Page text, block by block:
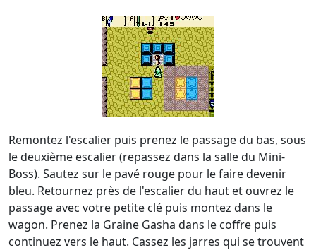
Remontez l'escalier puis prenez le passage du bas, sous
le deuxième escalier (repassez dans la salle du Mini-
Boss). Sautez sur le pavé rouge pour le faire devenir
bleu. Retournez près de l'escalier du haut et ouvrez le
passage avec votre petite clé puis montez dans le
wagon. Prenez la Graine Gasha dans le coffre puis
continuez vers le haut. Cassez les jarres qui se trouvent